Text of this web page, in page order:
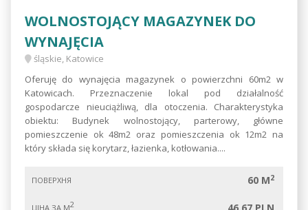
WOLNOSTOJĄCY MAGAZYNEK DO
WYNAJĘCIA
śląskie, Katowice
Oferuję do wynajęcia magazynek o powierzchni 60m2 w
Katowicach. Przeznaczenie lokal pod działalność
gospodarcze nieuciążliwą, dla otoczenia. Charakterystyka
obiektu: Budynek wolnostojący, parterowy, główne
pomieszczenie ok 48m2 oraz pomieszczenia ok 12m2 na
który składa się korytarz, łazienka, kotłowania....
ПОВЕРХНЯ 60 M2
ЦІНА ЗА М2